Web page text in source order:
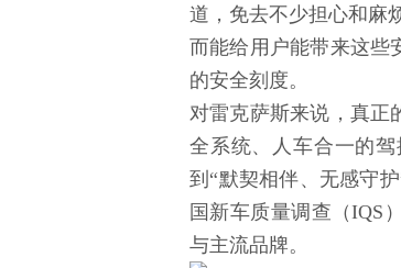
道，免去不少担心和麻
而能给用户能带来这些
的安全刻度。
对雷克萨斯来说，真正
全系统、人车合一的
到“默契相伴、无感守
国新车质量调查（IQS
与主流品牌。